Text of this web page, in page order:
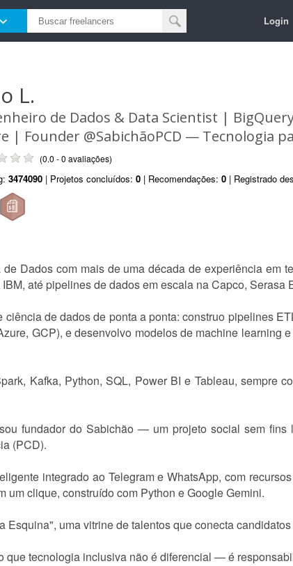
Login
L.
de Dados & Data Scientist | BigQuery
| Founder @SabichãoPCD — Tecnologia
(0.0 - 0 avaliações)
3474090 | Projetos concluídos: 0 | Recomendações: 0 | Registrado
Dados com mais de uma década de experiência em
até pipelines de dados em escala na Capco, Serasa
de dados de ponta a ponta: construo pipelines
GCP), e desenvolvo modelos de machine learning
Kafka, Python, SQL, Power BI e Tableau, sempre
fundador do Sabichão — um projeto social sem fins
(PCD).
integrado ao Telegram e WhatsApp, com
um clique, construído com Python e Google Gemini.
Esquina", uma vitrine de talentos que conecta
que tecnologia inclusiva não é diferencial — é